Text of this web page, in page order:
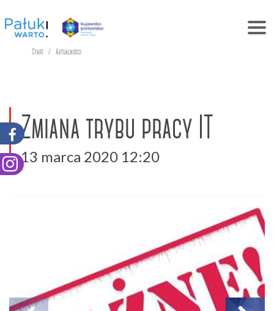
Start Aktualności
Zmiana trybu pracy IT
13 marca 2020 12:20